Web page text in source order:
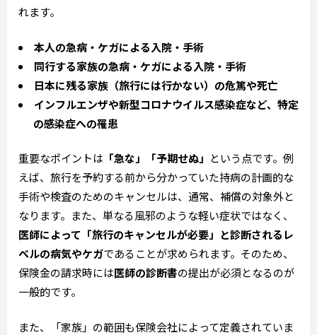
れます。
本人の急病・ケガによる入院・手術
同行する家族の急病・ケガによる入院・手術
日本に残る家族（旅行には行かない）の危篤や死亡
インフルエンザや新型コロナウイルス感染症など、特定
の感染症への罹患
重要なポイントは 「急な」「予期せぬ」 という点です。例
えば、旅行を予約する前から分かっていた持病の計画的な
手術や検査のためのキャンセルは、通常、補償の対象外と
なります。また、単なる風邪のような軽い症状ではなく、
医師によって「旅行のキャンセルが必要」と診断されるレ
ベルの病気やケガであることが求められます。そのため、
保険金の請求時には医師の診断書の提出が必須となるのが
一般的です。
また、「家族」の範囲も保険会社によって定義されていま